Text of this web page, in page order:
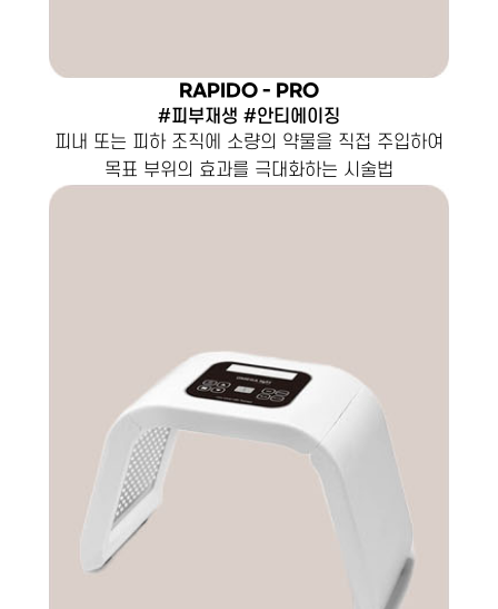
RAPIDO - PRO
#피부재생 #안티에이징
피내 또는 피하 조직에 소량의 약물을 직접 주입하여
목표 부위의 효과를 극대화하는 시술법